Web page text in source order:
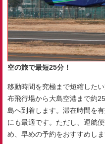
空の旅で最短25分！
移動時間を究極まで短縮した
布飛行場から大島空港まで約
島へ到着します。滞在時間を
にも最適です。ただし、運航
め、早めの予約をおすすめしま